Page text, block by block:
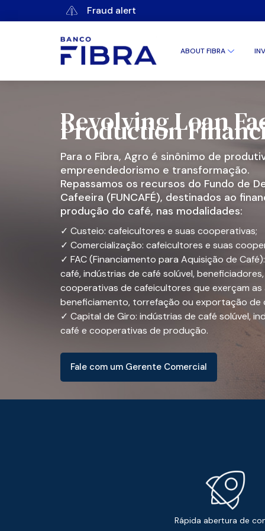
Fraud alert
ABOUT FIBRA
Revolving Loan
Production
Para o Fibra, Agro é sinônimo de
empreendedorismo e transformação.
Repassamos os recursos do Fundo de
Cafeeira (FUNCAFÉ), destinados ao
produção do café, nas modalidades:
✓ Custeio: cafeicultores e suas cooperativas;
✓ Comercialização: cafeicultores e suas
✓ FAC (Financiamento para Aquisição de
café, indústrias de café solúvel,
cooperativas de cafeicultores que exerçam
beneficiamento, torrefação ou exportação de
✓ Capital de Giro: indústrias de café solúvel,
café e cooperativas de produção.
Fale com um Gerente Comercial
Rápida abertura de